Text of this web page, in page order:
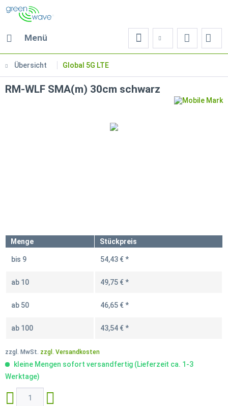
Menü
Übersicht Global 5G LTE
RM-WLF SMA(m) 30cm schwarz
Menge Stückpreis
bis 9 54,43 € *
ab 10 49,75 € *
ab 50 46,65 € *
ab 100 43,54 € *
zzgl. MwSt. zzgl. Versandkosten
kleine Mengen sofort versandfertig (Lieferzeit ca. 1-3
Werktage)